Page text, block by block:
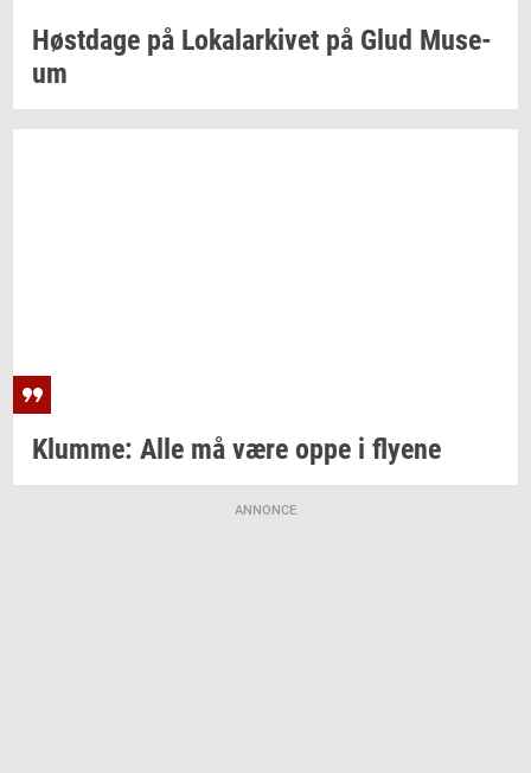
Høst­da­ge på Lo­ka­lar­ki­vet på Glud Mu­se­
um
Klum­me: Alle må være oppe i fly­e­ne
ANNONCE